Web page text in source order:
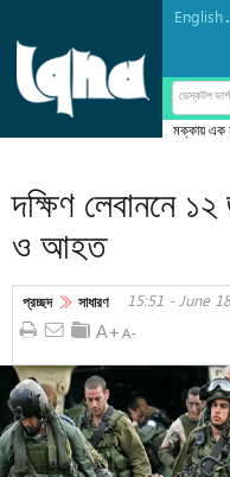
English.
ডেস্কটপ
মক্কায় এক
দক্ষিণ লেবাননে
ও আহত
প্রচ্ছদ সাধারণ 15:51 - June